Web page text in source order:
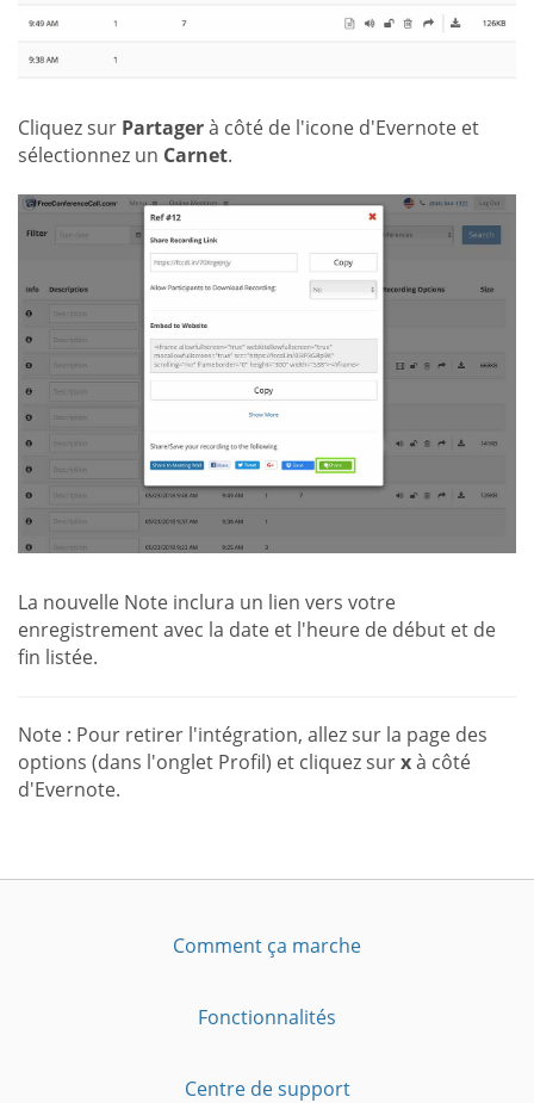
Cliquez sur Partagerà côté de l'icone d'Evernote et
sélectionnez un Carnet.
La nouvelle Note inclura un lien vers votre
enregistrement avec la date et l'heure de début et de
fin listée.
Note : Pour retirer l'intégration, allez sur la page des
options (dans l'onglet Profil) et cliquez surxà côté
d'Evernote.
Comment ça marche
Fonctionnalités
Centre de support